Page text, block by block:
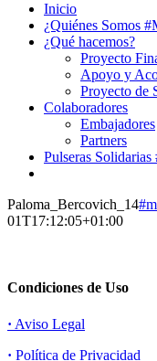
Inicio
¿Quiénes Somos
¿Qué hacemos?
Proyecto
Apoyo y
Proyecto de
Colaboradores
Embajadores
Partners
Pulseras
Paloma_Bercovich_14
01T17:12:05+01:00
Condiciones de Uso
· Aviso Legal
· Política de Privacidad